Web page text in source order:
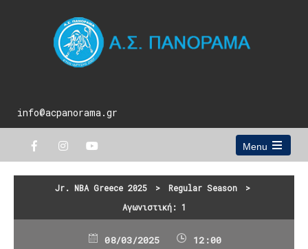
info@acpanorama.gr
Menu
Open
main
Jr. NBA Greece 2025 > Regular Season
>
Αγωνιστική: 1
08/03/2025 12:00